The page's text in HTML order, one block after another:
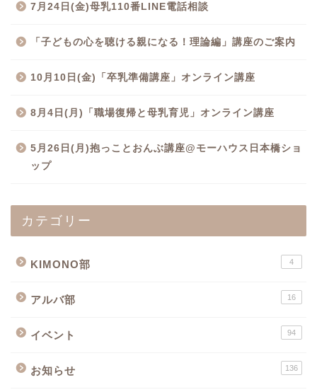
7月24日(金)母乳110番LINE電話相談
「子どもの心を聴ける親になる！理論編」講座のご案内
10月10日(金)「卒乳準備講座」オンライン講座
8月4日(月)「職場復帰と母乳育児」オンライン講座
5月26日(月)抱っことおんぶ講座@モーハウス日本橋ショ
ップ
カテゴリー
KIMONO部 4
アルバ部 16
イベント 94
お知らせ 136